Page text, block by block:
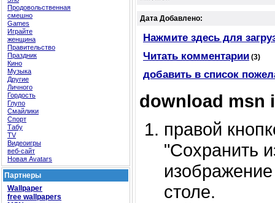
Продовольственная
смешно
Games
Играйте
женщина
Правительство
Праздник
Кино
Музыка
Другие
Личного
Гордость
Глупо
Смайлики
Спорт
Табу
TV
Видеоигры
веб-сайт
Новая Avatars
Партнеры
Wallpaper
free wallpapers
Дата Добавлено:
Нажмите здесь для
Читать комментарии (3)
добавить в список
download msn
правой
"Сохранить
столе.